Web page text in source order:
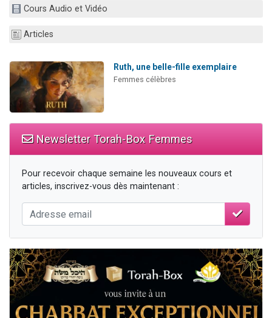
Il reste 49 places pour étudier en groupe sur Zoom
Cours Audio et Vidéo
Articles
Ruth, une belle-fille exemplaire
Femmes célèbres
Newsletter Torah-Box Femmes
Pour recevoir chaque semaine les nouveaux cours et
articles, inscrivez-vous dès maintenant :